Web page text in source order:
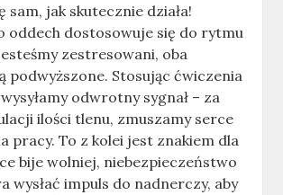
sam, jak skutecznie działa!
oddech dostosowuje się do rytmu
zestresowani, oba
podwyższone. Stosując ćwiczenia
odwrotny sygnał – za
ilości tlenu, zmuszamy serce
pracy. To z kolei jest znakiem dla
bije wolniej, niebezpieczeństwo
wysłać impuls do nadnerczy, aby